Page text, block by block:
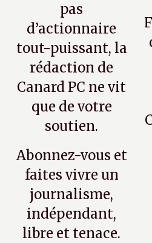
pas
d’actionnaire
tout-puissant, la
rédaction de
Canard PC ne vit
que de votre
soutien.
Abonnez-vous et
faites vivre un
journalisme,
indépendant,
libre et tenace.